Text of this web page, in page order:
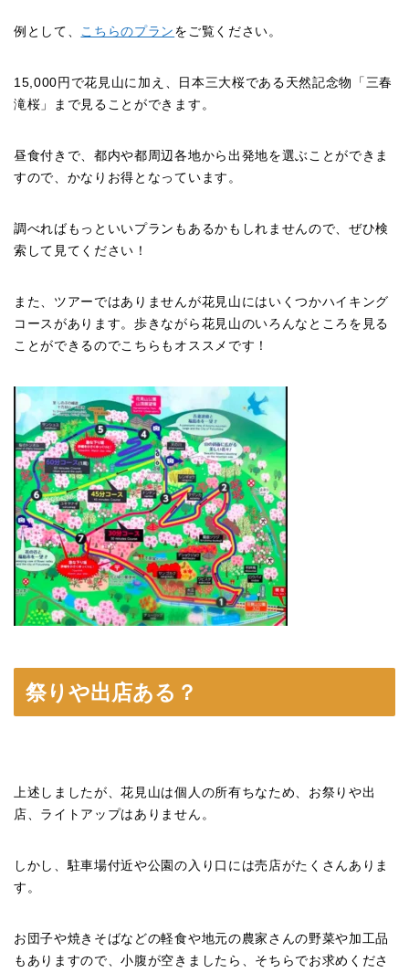
例として、 こちらのプラン をご覧ください。
15,000円で花見山に加え、日本三大桜である天然記念物「三春
滝桜」まで見ることができます。
昼食付きで、都内や都周辺各地から出発地を選ぶことができま
すので、かなりお得となっています。
調べればもっといいプランもあるかもしれませんので、ぜひ検
索して見てください！
また、ツアーではありませんが花見山にはいくつかハイキング
コースがあります。歩きながら花見山のいろんなところを見る
ことができるのでこちらもオススメです！
祭りや出店ある？
上述しましたが、花見山は個人の所有ちなため、お祭りや出
店、ライトアップはありません。
しかし、駐車場付近や公園の入り口には売店がたくさんありま
す。
お団子や焼きそばなどの軽食や地元の農家さんの野菜や加工品
もありますので、小腹が空きましたら、そちらでお求めくださ